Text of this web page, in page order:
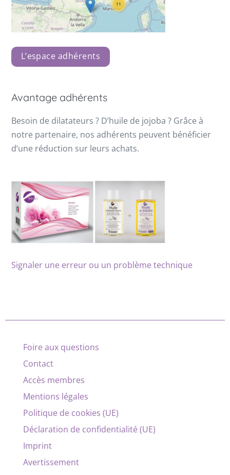
L’espace adhérents
Avantage adhérents
Besoin de dilatateurs ? D’huile de jojoba ? Grâce à
notre partenaire, nos adhérents peuvent bénéficier
d’une réduction sur leurs achats.
Signaler une erreur ou un problème technique
Foire aux questions
Contact
Accès membres
Mentions légales
Politique de cookies (UE)
Déclaration de confidentialité (UE)
Imprint
Avertissement